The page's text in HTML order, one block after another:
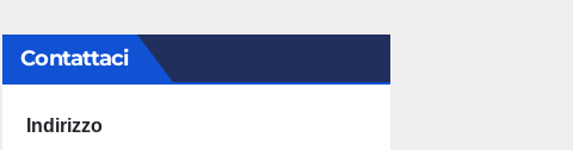
Contattaci
Indirizzo